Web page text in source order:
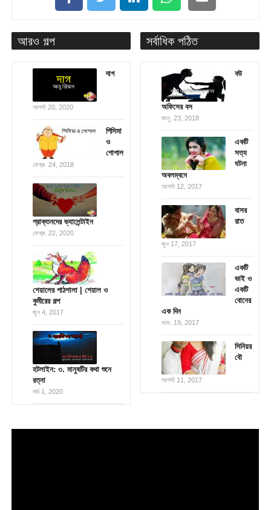
আরও গল্প
দাগ
আগস্ট 20, 2020
পিসিমা
ও
গোপাল
ফেব্রু. 24, 2018
প্রাক্তনদের ভ্যালেন্টাইন
ফেব্রু. 22, 2020
শেয়ালের পাঠশালা | শেয়াল ও
কুমীরের গল্প
জুন 4, 2017
হটলাইন: ৩. মানুষটির কথা শুনে
রত্না
মার্চ 1, 2020
সর্বাধিক পঠিত
বউ
অফিসের বস
জানু. 23, 2018
একটি
সত্য
ঘটনা
অবলম্বনে
আগস্ট 12, 2017
বাসর
রাত
জুন 17, 2017
একটি
ভাই ও
একটি
বোনের
এক দিন
নভে. 19, 2017
সিনিয়র
বৌ
আগস্ট 11, 2017